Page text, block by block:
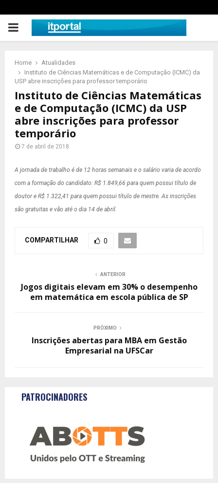
PRIMARY
Home
Atualidades
Instituto de Ciências Matemáticas e de Computação (ICMC) da
USP abre inscrições para professor temporário
Instituto de Ciências Matemáticas
e de Computação (ICMC) da USP
abre inscrições para professor
temporário
7 de abril de 2018
A jornada de trabalho é de 12 horas semanais e o salário varia de acordo
com a formação do candidato: R$ 1.849,66 para quem possui título de
doutor e R$ 1.322,41 para quem possui título de mestre.As inscrições
são gratuitas e vão até o dia 14 de abril.
COMPARTILHAR 0
ANTERIOR
Jogos digitais elevam em 30% o desempenho
em matemática em escola pública de SP
PRÓXIMO
Inscrições abertas para MBA em Gestão
Empresarial na UFSCar
PATROCINADORES